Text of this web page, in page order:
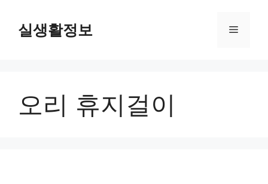
실생활정보 메
오리 휴지걸이